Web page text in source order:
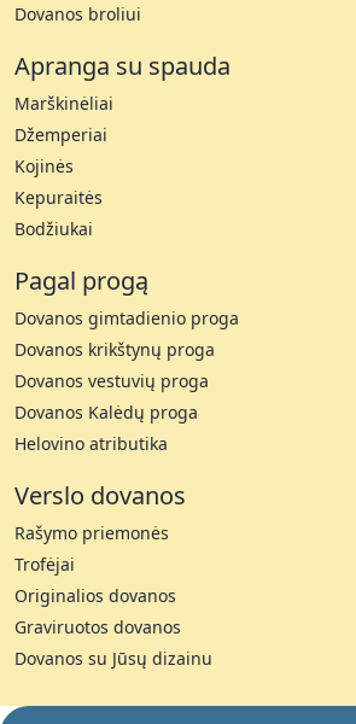
Dovanos broliui
Apranga su spauda
Marškinėliai
Džemperiai
Kojinės
Kepuraitės
Bodžiukai
Pagal progą
Dovanos gimtadienio proga
Dovanos krikštynų proga
Dovanos vestuvių proga
Dovanos Kalėdų proga
Helovino atributika
Verslo dovanos
Rašymo priemonės
Trofėjai
Originalios dovanos
Graviruotos dovanos
Dovanos su Jūsų dizainu